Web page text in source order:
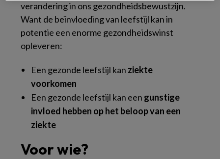
verandering in ons gezondheidsbewustzijn.
Want de beïnvloeding van leefstijl kan in
potentie een enorme gezondheidswinst
opleveren:
Een gezonde leefstijl kan ziekte
voorkomen
Een gezonde leefstijl kan een gunstige
invloed hebben op het beloop van een
ziekte
Voor wie?